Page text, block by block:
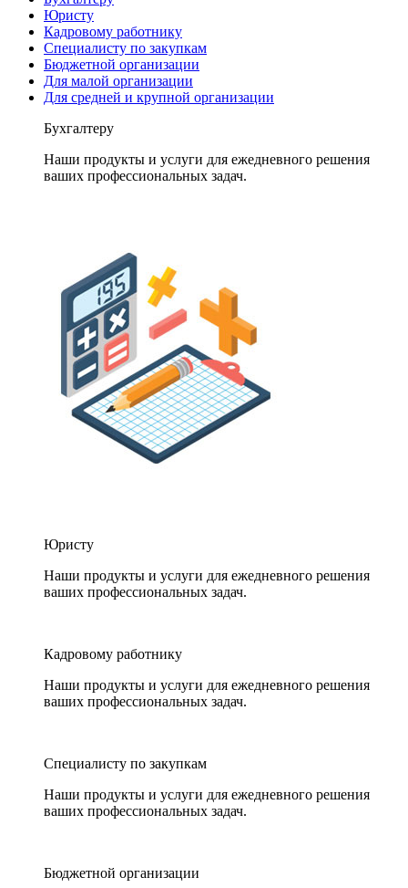
Юристу
Кадровому работнику
Специалисту по закупкам
Бюджетной организации
Для малой организации
Для средней и крупной организации
Бухгалтеру
Наши продукты и услуги для ежедневного решения
ваших профессиональных задач.
Юристу
Наши продукты и услуги для ежедневного решения
ваших профессиональных задач.
Кадровому работнику
Наши продукты и услуги для ежедневного решения
ваших профессиональных задач.
Специалисту по закупкам
Наши продукты и услуги для ежедневного решения
ваших профессиональных задач.
Бюджетной организации